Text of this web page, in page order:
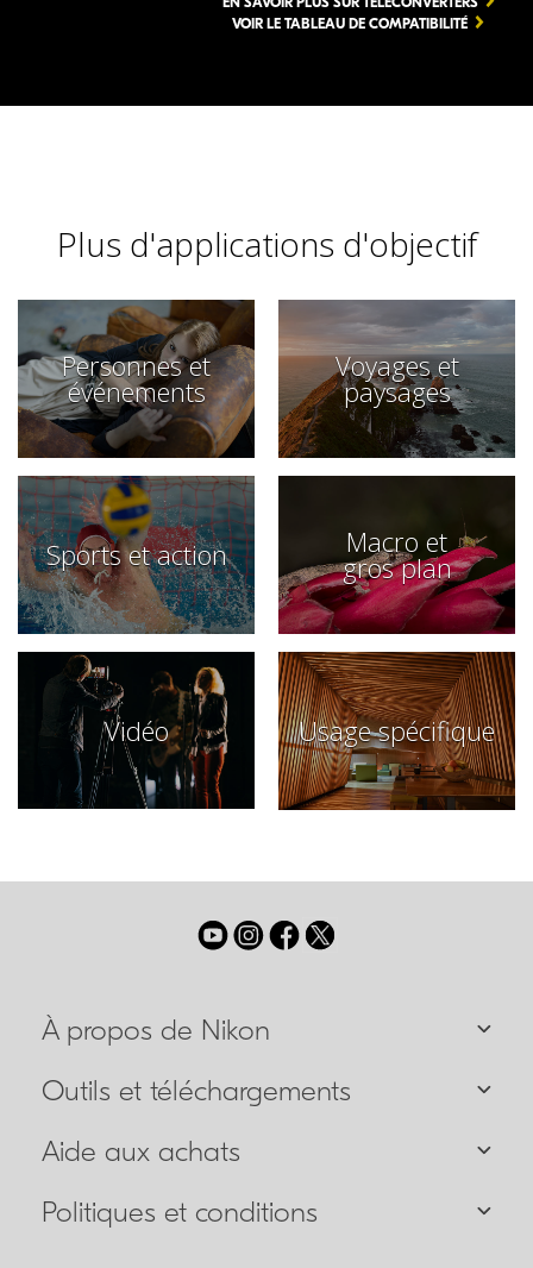
VOIR LE TABLEAU DE COMPATIBILITÉ
Plus d'applications d'objectif
Personnes et
événements
Voyages et
paysages
Sports et action Macro et
gros plan
Vidéo Usage spécifique
À propos de Nikon
Outils et téléchargements
Aide aux achats
Politiques et conditions